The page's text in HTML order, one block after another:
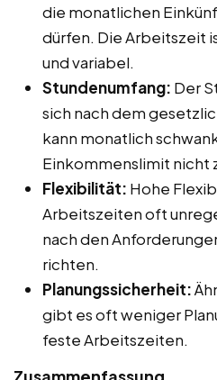
die monatlichen
dürfen. Die Arbeitszeit
und variabel.
Stundenumfang: Der
sich nach dem
kann monatlich
Einkommenslimit nicht
Flexibilität: Hohe
Arbeitszeiten oft
nach den
richten.
Planungssicherheit:
gibt es oft weniger
feste Arbeitszeiten.
Zusammenfassung